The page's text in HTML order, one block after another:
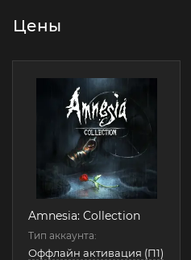
Цены
Amnesia: Collection
Тип аккаунта:
Оффлайн активация (П1)